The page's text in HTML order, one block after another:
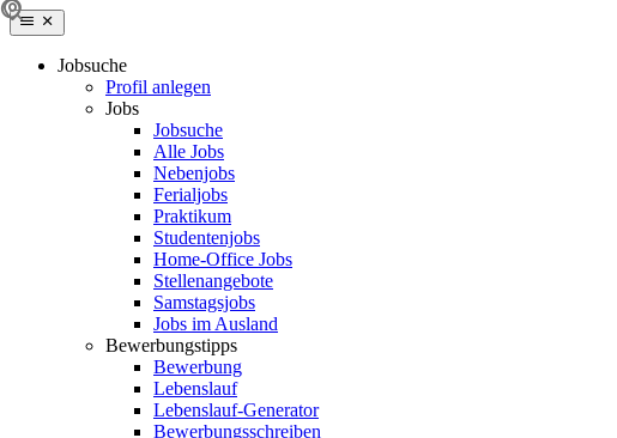
Jobsuche
Profil anlegen
Jobs
Jobsuche
Alle Jobs
Nebenjobs
Ferialjobs
Praktikum
Studentenjobs
Home-Office Jobs
Stellenangebote
Samstagsjobs
Jobs im Ausland
Bewerbungstipps
Bewerbung
Lebenslauf
Lebenslauf-Generator
Bewerbungsschreiben